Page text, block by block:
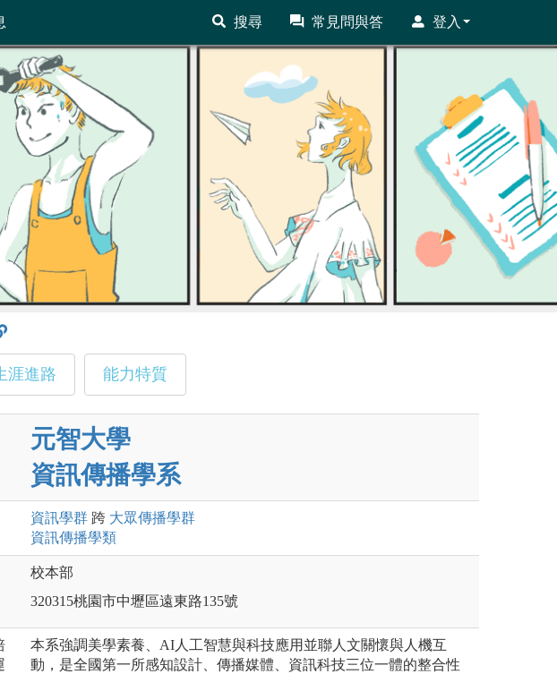
搜尋 常見問與答 登入
涯進路 能力特質
元智大學
資訊傳播學系
資訊學群 跨 大眾傳播學群
資訊傳播學類
校本部
320315桃園市中壢區遠東路135號
本系強調美學素養、AI人工智慧與科技應用並聯人文關懷與人機互
動，是全國第一所感知設計、傳播媒體、資訊科技三位一體的整合性